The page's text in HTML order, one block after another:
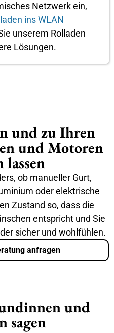
Netzwerk ein,
ins WLAN
unserem Rolladen
Lösungen.
und zu Ihren
und Motoren
lassen
ob manueller Gurt,
oder elektrische
Zustand so, dass die
entspricht und Sie
sicher und wohlfühlen.
anfragen
und
sagen